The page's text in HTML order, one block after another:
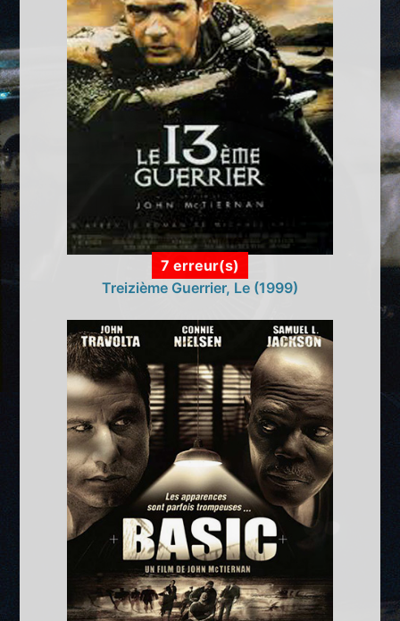
7 erreur(s)
Treizième Guerrier, Le (1999)